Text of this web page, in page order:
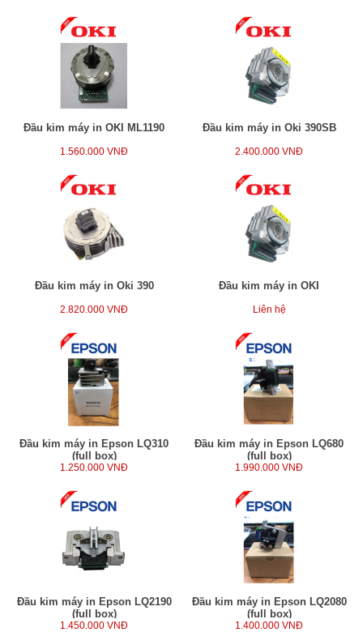
Đầu kim máy in OKI ML1190
1.560.000 VNĐ
Đầu kim máy in Oki 390SB
2.400.000 VNĐ
Đầu kim máy in Oki 390
2.820.000 VNĐ
Đầu kim máy in OKI
Liên hệ
Đầu kim máy in Epson LQ310
(full box)
1.250.000 VNĐ
Đầu kim máy in Epson LQ680
(full box)
1.990.000 VNĐ
Đầu kim máy in Epson LQ2190
(full box)
1.450.000 VNĐ
Đầu kim máy in Epson LQ2080
(full box)
1.400.000 VNĐ